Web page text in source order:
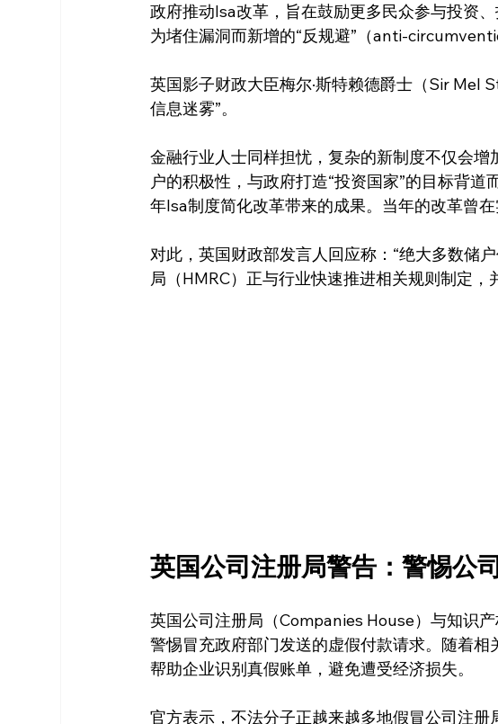
政府推动Isa改革，旨在鼓励更多民众参与投资
为堵住漏洞而新增的“反规避”（anti-
英国影子财政大臣梅尔·斯特赖德爵士（Sir Mel
信息迷雾”。
金融行业人士同样担忧，复杂的新制度不仅会
户的积极性，与政府打造“投资国家”的目标背
年Isa制度简化改革带来的成果。当年的改革曾
对此，英国财政部发言人回应称：“绝大多数储
局（HMRC）正与行业快速推进相关规则制定，
英国公司注册局警告：警惕公
英国公司注册局（Companies House）与知识
警惕冒充政府部门发送的虚假付款请求。随着
帮助企业识别真假账单，避免遭受经济损失。
官方表示，不法分子正越来越多地假冒公司注